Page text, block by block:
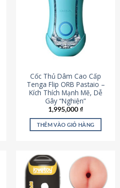
Cốc Thủ Dâm Cao Cấp
Tenga Flip ORB Pastaio –
Kích Thích Mạnh Mẽ, Dễ
Gây “Nghiện”
1,995,000₫
THÊM VÀO GIỎ HÀNG